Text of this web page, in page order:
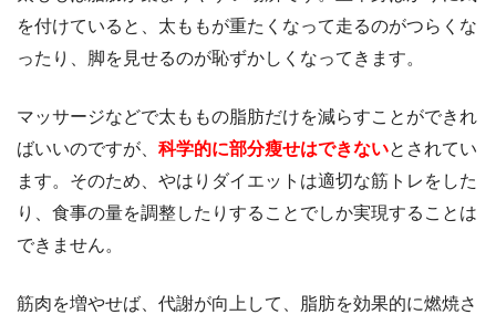
を付けていると、太ももが重たくなって走るのがつらくな
ったり、脚を見せるのが恥ずかしくなってきます。
マッサージなどで太ももの脂肪だけを減らすことができれ
ばいいのですが、 科学的に部分瘦せはできないとされてい
ます。そのため、やはりダイエットは適切な筋トレをした
り、食事の量を調整したりすることでしか実現することは
できません。
筋肉を増やせば、代謝が向上して、脂肪を効果的に燃焼さ